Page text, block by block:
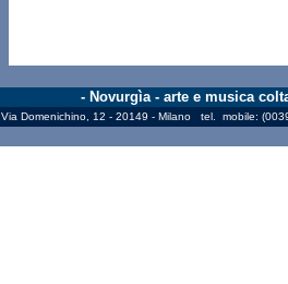
- Novurgìa - arte e musica
Via Domenichino, 12 - 20149 - Milano tel. mobile: